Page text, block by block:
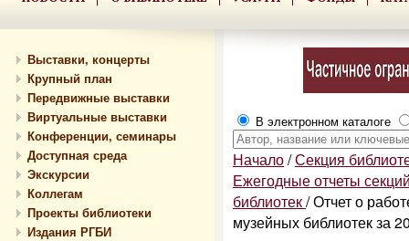
Выставки, концерты
Крупный план
Передвижные выставки
Виртуальные выставки
Конференции, семинары
Доступная среда
Экскурсии
Коллегам
Проекты библиотеки
Издания РГБИ
В электронном каталоге
Начало/Секция
Ежегодные отчеты
библиотек/Отчет о
музейных библиотек за